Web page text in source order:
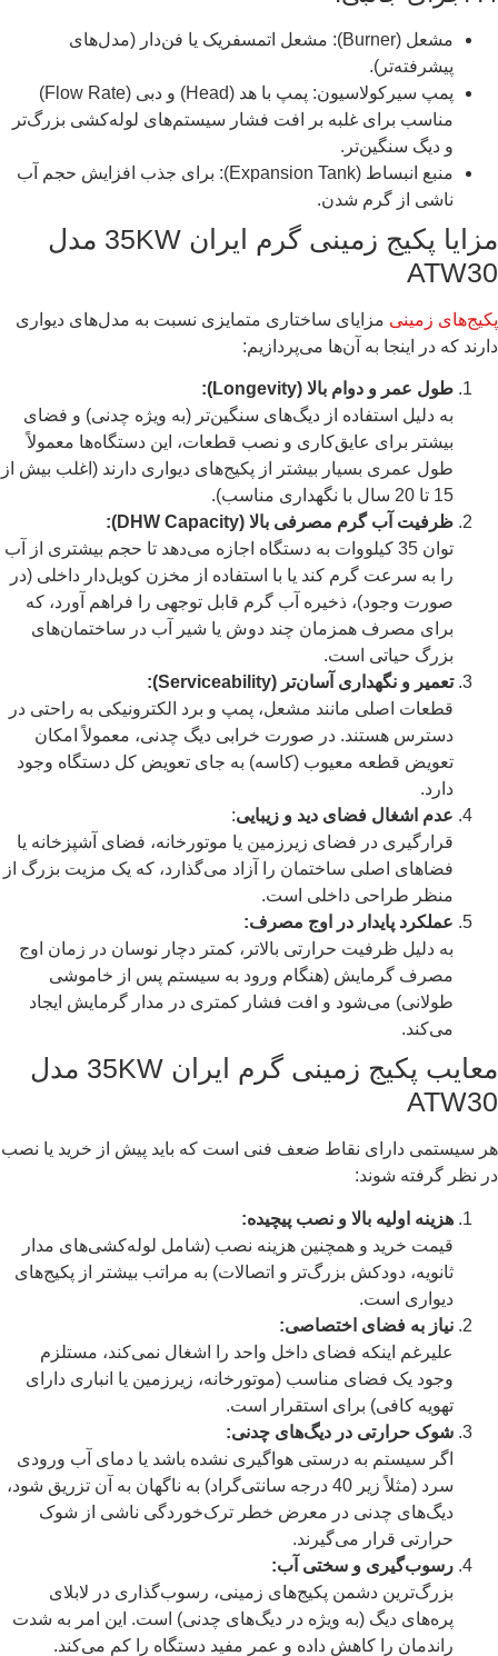
مشعل (Burner): مشعل اتمسفریک یا فن‌دار (مدل‌های
پیشرفته‌تر).
پمپ سیرکولاسیون: پمپ با هد (Head) و دبی (Flow Rate)
مناسب برای غلبه بر افت فشار سیستم‌های لوله‌کشی بزرگ‌تر
و دیگ سنگین‌تر.
منبع انبساط (Expansion Tank): برای جذب افزایش حجم آب
ناشی از گرم شدن.
مزایا پکیج زمینی گرم ایران 35KW مدل
ATW30
پکیج‌های زمینی مزایای ساختاری متمایزی نسبت به مدل‌های دیواری
دارند که در اینجا به آن‌ها می‌پردازیم:
طول عمر و دوام بالا (Longevity):
به دلیل استفاده از دیگ‌های سنگین‌تر (به ویژه چدنی) و فضای
بیشتر برای عایق‌کاری و نصب قطعات، این دستگاه‌ها معمولاً
طول عمری بسیار بیشتر از پکیج‌های دیواری دارند (اغلب بیش از
15 تا 20 سال با نگهداری مناسب).
ظرفیت آب گرم مصرفی بالا (DHW Capacity):
توان 35 کیلووات به دستگاه اجازه می‌دهد تا حجم بیشتری از آب
را به سرعت گرم کند یا با استفاده از مخزن کویل‌دار داخلی (در
صورت وجود)، ذخیره آب گرم قابل توجهی را فراهم آورد، که
برای مصرف همزمان چند دوش یا شیر آب در ساختمان‌های
بزرگ حیاتی است.
تعمیر و نگهداری آسان‌تر (Serviceability):
قطعات اصلی مانند مشعل، پمپ و برد الکترونیکی به راحتی در
دسترس هستند. در صورت خرابی دیگ چدنی، معمولاً امکان
تعویض قطعه معیوب (کاسه) به جای تعویض کل دستگاه وجود
دارد.
عدم اشغال فضای دید و زیبایی:
قرارگیری در فضای زیرزمین یا موتورخانه، فضای آشپزخانه یا
فضاهای اصلی ساختمان را آزاد می‌گذارد، که یک مزیت بزرگ از
منظر طراحی داخلی است.
عملکرد پایدار در اوج مصرف:
به دلیل ظرفیت حرارتی بالاتر، کمتر دچار نوسان در زمان اوج
مصرف گرمایش (هنگام ورود به سیستم پس از خاموشی
طولانی) می‌شود و افت فشار کمتری در مدار گرمایش ایجاد
می‌کند.
معایب پکیج زمینی گرم ایران 35KW مدل
ATW30
هر سیستمی دارای نقاط ضعف فنی است که باید پیش از خرید یا نصب
در نظر گرفته شوند:
هزینه اولیه بالا و نصب پیچیده:
قیمت خرید و همچنین هزینه نصب (شامل لوله‌کشی‌های مدار
ثانویه، دودکش بزرگ‌تر و اتصالات) به مراتب بیشتر از پکیج‌های
دیواری است.
نیاز به فضای اختصاصی:
علیرغم اینکه فضای داخل واحد را اشغال نمی‌کند، مستلزم
وجود یک فضای مناسب (موتورخانه، زیرزمین یا انباری دارای
تهویه کافی) برای استقرار است.
شوک حرارتی در دیگ‌های چدنی:
اگر سیستم به درستی هواگیری نشده باشد یا دمای آب ورودی
سرد (مثلاً زیر 40 درجه سانتی‌گراد) به ناگهان به آن تزریق شود،
دیگ‌های چدنی در معرض خطر ترک‌خوردگی ناشی از شوک
حرارتی قرار می‌گیرند.
رسوب‌گیری و سختی آب:
بزرگ‌ترین دشمن پکیج‌های زمینی، رسوب‌گذاری در لابلای
پره‌های دیگ (به ویژه در دیگ‌های چدنی) است. این امر به شدت
راندمان را کاهش داده و عمر مفید دستگاه را کم می‌کند.